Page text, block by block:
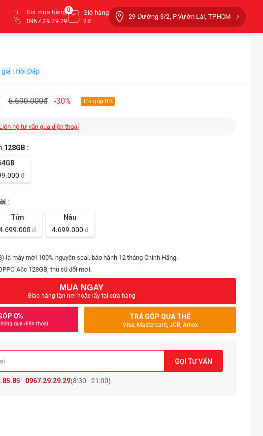
Gọi mua hàng
0967.29.29.29
Giỏ hàng
0 đ
0
29 Đường 3/2, P.Vườn Lài, TPHCM
giá | Hỏi Đáp
5.690.000đ -30% Trả góp 0%
Liên hệ tư vấn qua điện thoại
128GB :
đ
:
Tím
đ
Nâu
4.699.000 đ
là máy mới 100% nguyên seal, bảo hành 12 tháng Chính Hãng.
A6c 128GB, thu cũ đổi mới.
MUA NGAY
Giao hàng tận nơi hoặc lấy tại cửa hàng
0%
qua điện thoại
TRẢ GÓP QUA THẺ
Visa, Mastercard, JCB, Amex
GỌI TƯ VẤN
- 0967.29.29.29(8:30 - 21:00)